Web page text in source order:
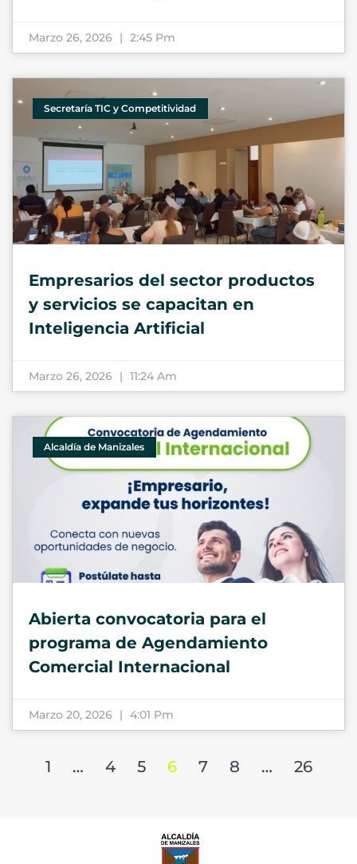
Marzo 26, 2026 2:45 Pm
Secretaría TIC y Competitividad
Empresarios del sector productos
y servicios se capacitan en
Inteligencia Artificial
Marzo 26, 2026 11:24 Am
Alcaldía de Manizales
Abierta convocatoria para el
programa de Agendamiento
Comercial Internacional
Marzo 20, 2026 4:01 Pm
1 … 4 5 6 7 8 … 26